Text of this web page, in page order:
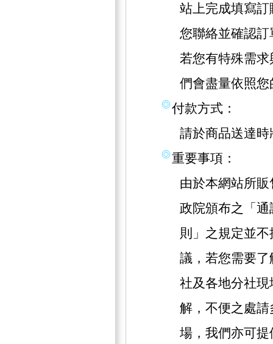
站上完成填寫
您聯絡並確認訂
若您有特殊需
們會盡量依照
付款方式：
請於商品送達
重要事項：
由於本網站所
政院頒布之「
則」之規定並
議，若您需要
社及各地分社
解，不便之處
場，我們亦可